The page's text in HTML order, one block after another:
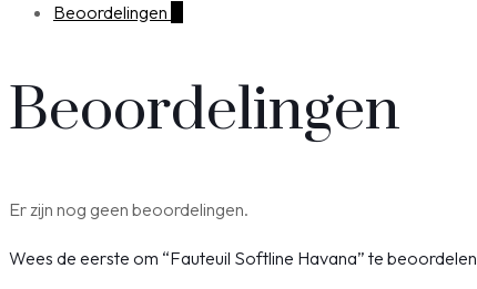
€ 1.411,00.€ 999,00.
Beoordelingen
Beoordelingen
Er zijn nog geen beoordelingen.
Wees de eerste om “Fauteuil Softline Havana” te beoordelen